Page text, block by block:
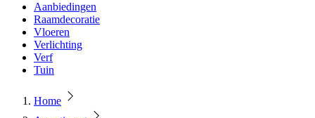
Aanbiedingen
Raamdecoratie
Vloeren
Verlichting
Verf
Tuin
Home